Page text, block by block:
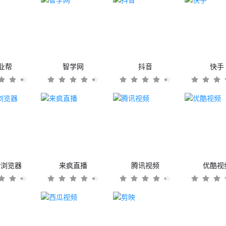
帮 智学网 抖音 快手
览器 来疯直播 腾讯视频 优酷视